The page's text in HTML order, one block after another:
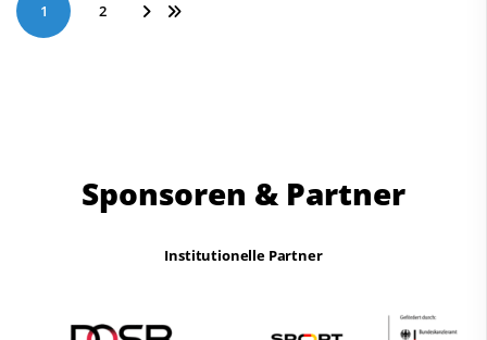
1 2
Sponsoren & Partner
Institutionelle Partner